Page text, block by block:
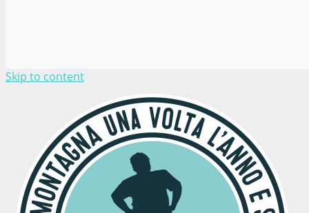
Skip to content